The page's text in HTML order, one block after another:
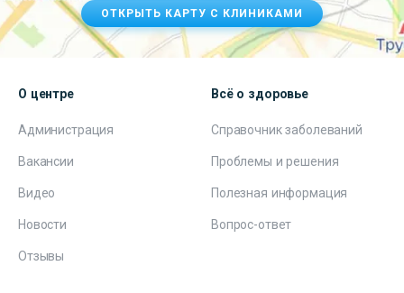
ОТКРЫТЬ КАРТУ С КЛИНИКАМИ
О центре
Администрация
Вакансии
Видео
Новости
Отзывы
Всё о здоровье
Справочник заболеваний
Проблемы и решения
Полезная информация
Вопрос-ответ